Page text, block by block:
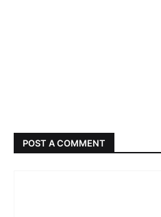
POST A COMMENT